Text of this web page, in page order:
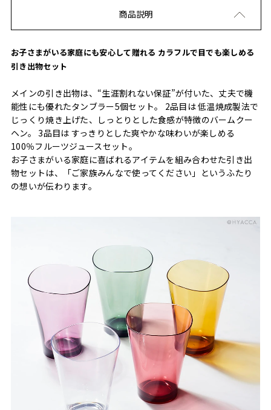
商品説明
お子さまがいる家庭にも安心して贈れる カラフルで目でも楽しめる
引き出物セット
メインの引き出物は、“生涯割れない保証”が付いた、丈夫で機
能性にも優れたタンブラー5個セット。 2品目は 低温焼成製法で
じっくり焼き上げた、しっとりとした食感が特徴のバームクー
ヘン。 3品目は すっきりとした爽やかな味わいが楽しめる
100％フルーツジュースセット。
お子さまがいる家庭に喜ばれるアイテムを組み合わせた引き出
物セットは、「ご家族みんなで使ってください」というふたり
の想いが伝わります。